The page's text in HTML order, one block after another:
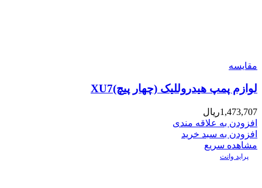
مقایسه
لوازم پمپ هیدروللیک (چهار پیچ)XU7
1,473,707ریال
افزودن به علاقه مندی
افزودن به سبد خرید
مشاهده سریع
پراید وانت